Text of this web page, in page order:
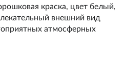
краска, цвет белый,
внешний вид
атмосферных